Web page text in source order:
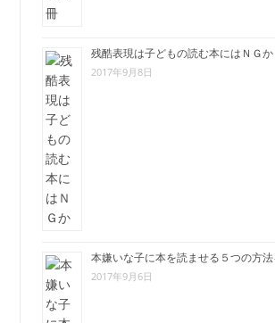
残酷表現は子どもの読む本にはＮＧか
2017年9月8日
本嫌いな子に本を読ませる５つの方
2017年9月6日